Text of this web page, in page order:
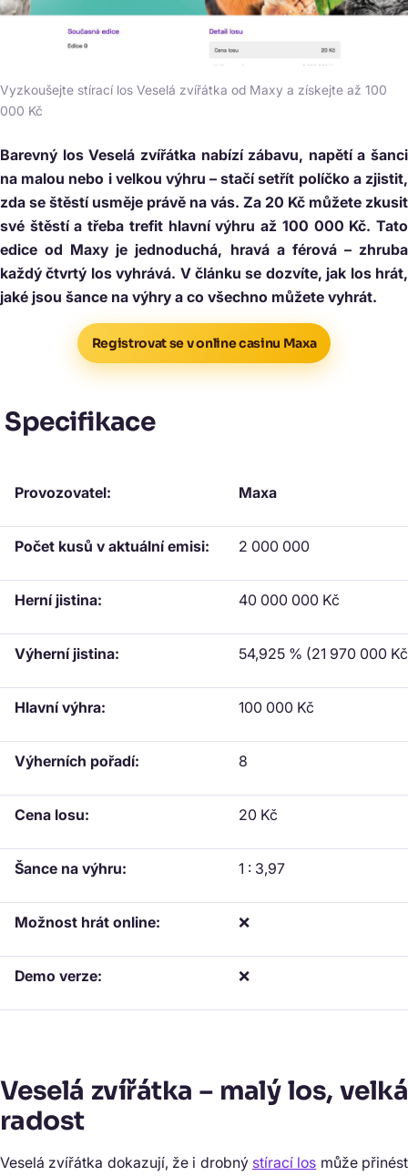
Vyzkoušejte stírací los Veselá zvířátka od Maxy a získejte až 100
000 Kč
Barevný los Veselá zvířátka nabízí zábavu, napětí a šanci
na malou nebo i velkou výhru – stačí setřít políčko a zjistit,
zda se štěstí usměje právě na vás. Za 20 Kč můžete zkusit
své štěstí a třeba trefit hlavní výhru až 100 000 Kč. Tato
edice od Maxy je jednoduchá, hravá a férová – zhruba
každý čtvrtý los vyhrává. V článku se dozvíte, jak los hrát,
jaké jsou šance na výhry a co všechno můžete vyhrát.
Registrovat se v online casinu Maxa
Specifikace
Provozovatel: Maxa
Počet kusů v aktuální emisi: 2 000 000
Herní jistina: 40 000 000 Kč
Výherní jistina: 54,925 % (21 970 000
Hlavní výhra: 100 000 Kč
Výherních pořadí: 8
Cena losu: 20 Kč
Šance na výhru: 1 : 3,97
Možnost hrát online: ❌
Demo verze: ❌
Veselá zvířátka – malý los, velká
radost
Veselá zvířátka dokazují, že i drobný stírací los může přinést